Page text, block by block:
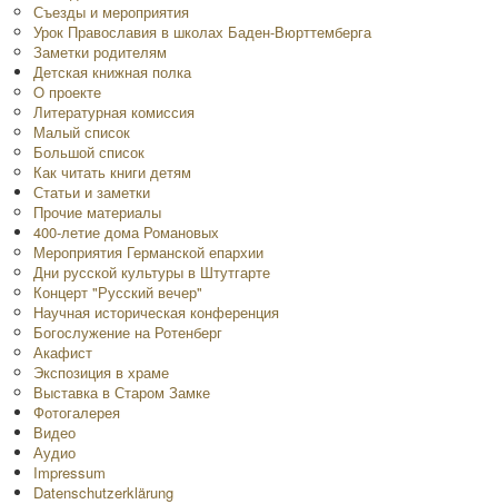
Съезды и мероприятия
Урок Православия в школах Баден-Вюрттемберга
Заметки родителям
Детская книжная полка
O проекте
Литературная комиссия
Малый список
Большой список
Как читать книги детям
Статьи и заметки
Прочие материалы
400-летие дома Романовых
Мероприятия Германской епархии
Дни русской культуры в Штутгарте
Концерт "Русский вечер"
Научная историческая конференция
Богослужение на Ротенберг
Акафист
Экспозиция в храме
Выставка в Старом Замке
Фотогалерея
Видео
Аудио
Impressum
Datenschutzerklärung